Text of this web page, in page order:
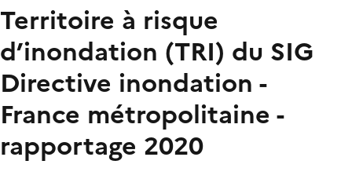
Territoire à risque
d’inondation (TRI) du SIG
Directive inondation -
France métropolitaine -
rapportage 2020